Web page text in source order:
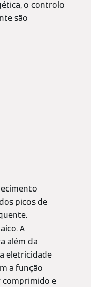
o controlo
são
picos de
A
além da
eletricidade
a função
comprimido e